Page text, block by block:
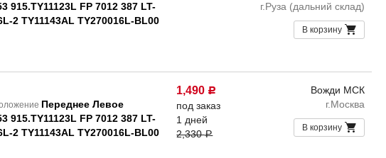
915.TY11123L FP 7012 387 LT-
2 TY11143AL TY270016L-BL00
г.Руза (дальний склад)
В корзину
Переднее Левое
915.TY11123L FP 7012 387 LT-
2 TY11143AL TY270016L-BL00
1,490 Р
под заказ
1 дней
2,330Р
Вожди МСК
г.Москва
В корзину